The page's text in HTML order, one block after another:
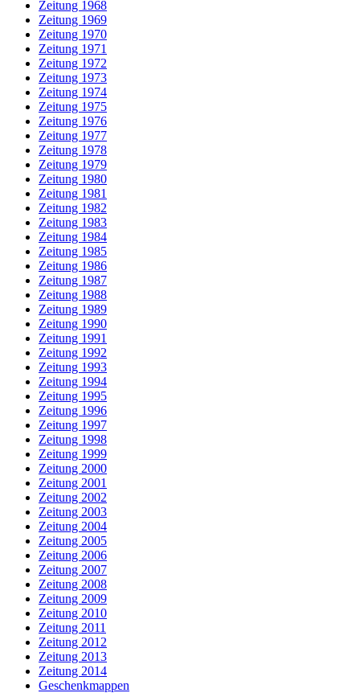
Zeitung 1968
Zeitung 1969
Zeitung 1970
Zeitung 1971
Zeitung 1972
Zeitung 1973
Zeitung 1974
Zeitung 1975
Zeitung 1976
Zeitung 1977
Zeitung 1978
Zeitung 1979
Zeitung 1980
Zeitung 1981
Zeitung 1982
Zeitung 1983
Zeitung 1984
Zeitung 1985
Zeitung 1986
Zeitung 1987
Zeitung 1988
Zeitung 1989
Zeitung 1990
Zeitung 1991
Zeitung 1992
Zeitung 1993
Zeitung 1994
Zeitung 1995
Zeitung 1996
Zeitung 1997
Zeitung 1998
Zeitung 1999
Zeitung 2000
Zeitung 2001
Zeitung 2002
Zeitung 2003
Zeitung 2004
Zeitung 2005
Zeitung 2006
Zeitung 2007
Zeitung 2008
Zeitung 2009
Zeitung 2010
Zeitung 2011
Zeitung 2012
Zeitung 2013
Zeitung 2014
Geschenkmappen